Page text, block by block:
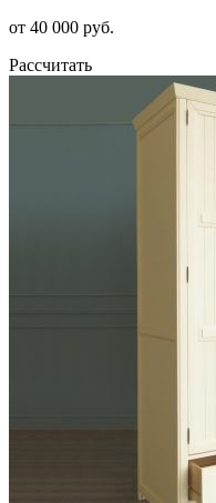
от 40 000 руб.
Рассчитать